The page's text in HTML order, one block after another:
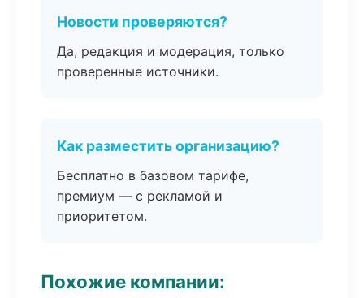
Новости проверяются?
Да, редакция и модерация, только
проверенные источники.
Как разместить организацию?
Бесплатно в базовом тарифе,
премиум — с рекламой и
приоритетом.
Похожие компании: